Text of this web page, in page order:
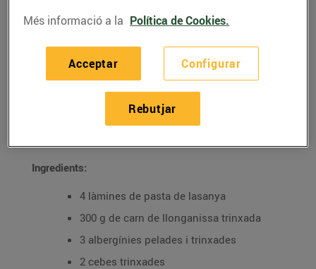
RECEPTES
Recepta de lasanya de
llonganissa i albergínia
03/de juliol/2020
Ingredients:
4 làmines de pasta de lasanya
300 g de carn de llonganissa trinxada
3 albergínies pelades i trinxades
2 cebes trinxades
Més informació a la Política de Cookies.
Configurar
Rebutjar
Acceptar